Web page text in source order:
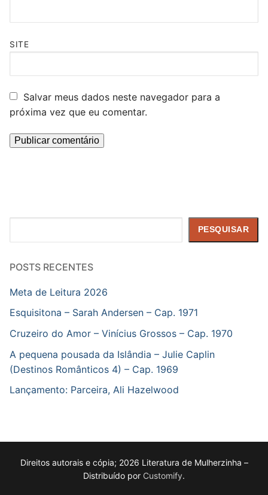
SITE
Salvar meus dados neste navegador para a
próxima vez que eu comentar.
PESQUISAR
POSTS RECENTES
Meta de Leitura 2026
Esquisitona – Sarah Andersen – Cap. 1971
Cruzeiro do Amor – Vinícius Grossos – Cap. 1970
A pequena pousada da Islândia – Julie Caplin
(Destinos Românticos 4) – Cap. 1969
Lançamento: Parceira, Ali Hazelwood
Direitos autorais e cópia; 2026 Literatura de Mulherzinha –
Distribuído por Customify.